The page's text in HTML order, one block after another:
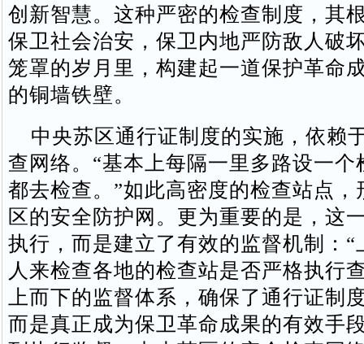
创新智慧。这种严密的检查制度，其
保卫社会治安，保卫内地严防敌人破
笼罩的岁月里，构建起一道保护革命
的铜墙铁壁。
中央苏区通行证制度的实施，依赖
查网络。“基本上每隔一里多路设一个
都去检查。”如此高密度的检查站点，
区的安全防护网。更为重要的是，这
执行，而是建立了有效的监督机制：“
人来检查各地的检查站是否严格执行
上而下的监督体系，确保了通行证制
而是真正成为保卫革命成果的有效手